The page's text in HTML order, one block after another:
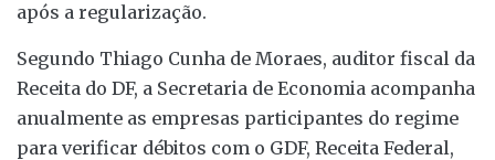
após a regularização.
Segundo Thiago Cunha de Moraes, auditor fiscal da
Receita do DF, a Secretaria de Economia acompanha
anualmente as empresas participantes do regime
para verificar débitos com o GDF, Receita Federal,